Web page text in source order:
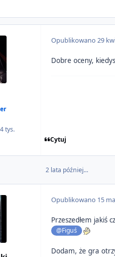
tys.
Reputacja
Opublikowano 29
Dobre oceny,
Cytuj
2 lata później...
Opublikowano 15
Przeszedłem jakiś
@Figuś
Dodam, że gra